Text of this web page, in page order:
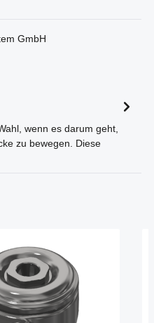
GmbH
wenn es darum geht,
zu bewegen. Diese